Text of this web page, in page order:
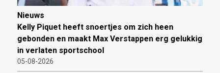
Nieuws
Kelly Piquet heeft snoertjes om zich heen
gebonden en maakt Max Verstappen erg gelukkig
in verlaten sportschool
05-08-2026